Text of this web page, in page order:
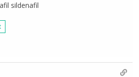
sildenafil